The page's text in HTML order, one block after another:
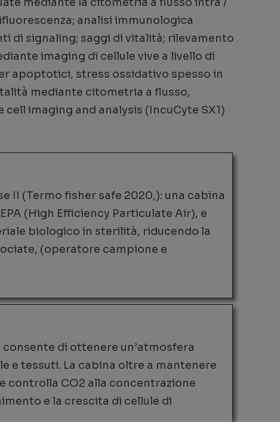
analisi immunologica
di signaling; saggi di vitalità; rilevamento
imaging di cellule vive a livello di
apoptotici, stress ossidativo spesso in
mediante citometria a flusso,
imaging and analysis (IncuCyte SX1)
II (Termo fisher safe 2020,): una cabina
(High Efficiency Particulate Air), e
biologico in sterilità, riducendo la
(operatore campione e
di ottenere un’atmosfera
e tessuti. La cabina oltre a mantenere
controlla CO2 alla concentrazione
e la crescita di cellule di